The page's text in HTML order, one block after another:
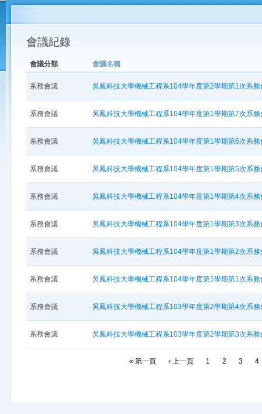
會議紀錄
會議分類 會議名稱
系務會議 吳鳳科技大學機械工程系104學年度第2學期第1次系務
系務會議 吳鳳科技大學機械工程系104學年度第1學期第7次系務
系務會議 吳鳳科技大學機械工程系104學年度第1學期第6次系務
系務會議 吳鳳科技大學機械工程系104學年度第1學期第5次系務
系務會議 吳鳳科技大學機械工程系104學年度第1學期第4次系務
系務會議 吳鳳科技大學機械工程系104學年度第1學期第3次系務
系務會議 吳鳳科技大學機械工程系104學年度第1學期第2次系務
系務會議 吳鳳科技大學機械工程系104學年度第1學期第1次系務
系務會議 吳鳳科技大學機械工程系103學年度第2學期第4次系務
系務會議 吳鳳科技大學機械工程系103學年度第2學期第3次系務
« 第一頁 ‹ 上一頁 1 2 3 4